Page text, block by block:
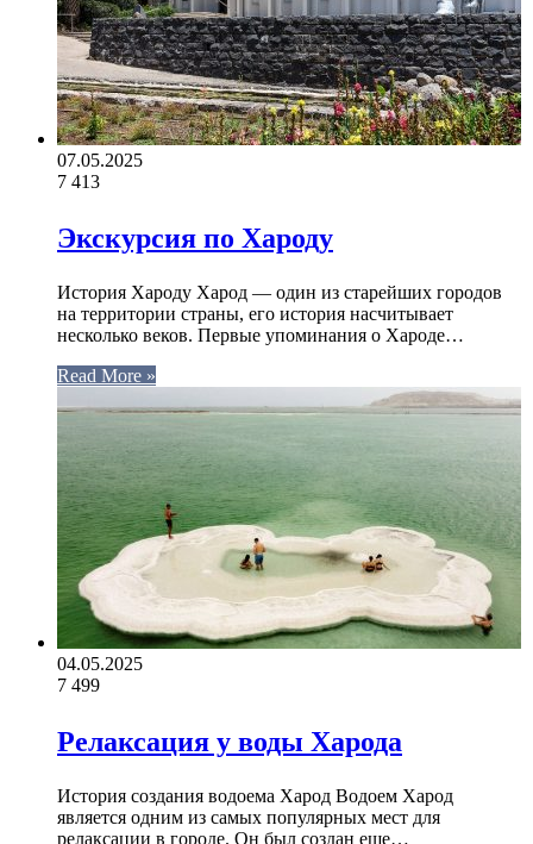
07.05.2025
7 413
Экскурсия по Хароду
История Хароду Харод — один из старейших городов
на территории страны, его история насчитывает
несколько веков. Первые упоминания о Хароде…
Read More »
04.05.2025
7 499
Релаксация у воды Харода
История создания водоема Харод Водоем Харод
является одним из самых популярных мест для
релаксации в городе. Он был создан еще…